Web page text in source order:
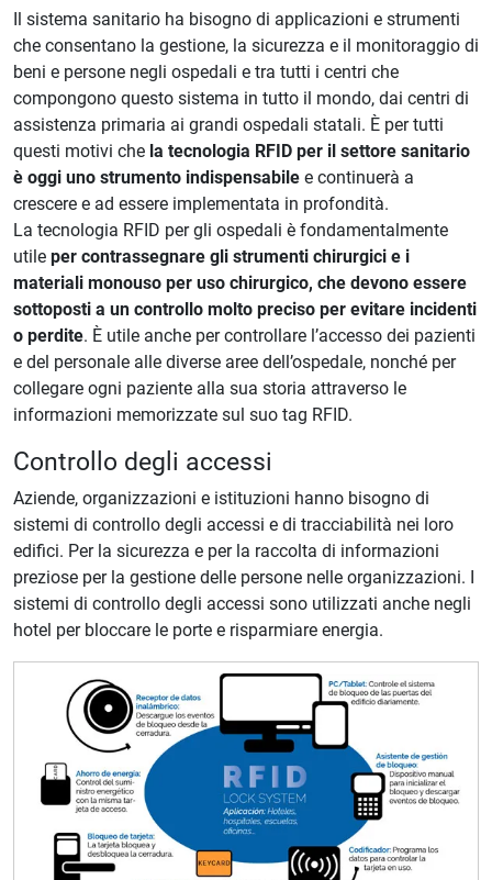
Il sistema sanitario ha bisogno di applicazioni e strumenti
che consentano la gestione, la sicurezza e il monitoraggio di
beni e persone negli ospedali e tra tutti i centri che
compongono questo sistema in tutto il mondo, dai centri di
assistenza primaria ai grandi ospedali statali. È per tutti
questi motivi che la tecnologia RFID per il settore sanitario
è oggi uno strumento indispensabile e continuerà a
crescere e ad essere implementata in profondità.
La tecnologia RFID per gli ospedali è fondamentalmente
utile per contrassegnare gli strumenti chirurgici e i
materiali monouso per uso chirurgico, che devono essere
sottoposti a un controllo molto preciso per evitare incidenti
o perdite. È utile anche per controllare l’accesso dei pazienti
e del personale alle diverse aree dell’ospedale, nonché per
collegare ogni paziente alla sua storia attraverso le
informazioni memorizzate sul suo tag RFID.
Controllo degli accessi
Aziende, organizzazioni e istituzioni hanno bisogno di
sistemi di controllo degli accessi e di tracciabilità nei loro
edifici. Per la sicurezza e per la raccolta di informazioni
preziose per la gestione delle persone nelle organizzazioni. I
sistemi di controllo degli accessi sono utilizzati anche negli
hotel per bloccare le porte e risparmiare energia.